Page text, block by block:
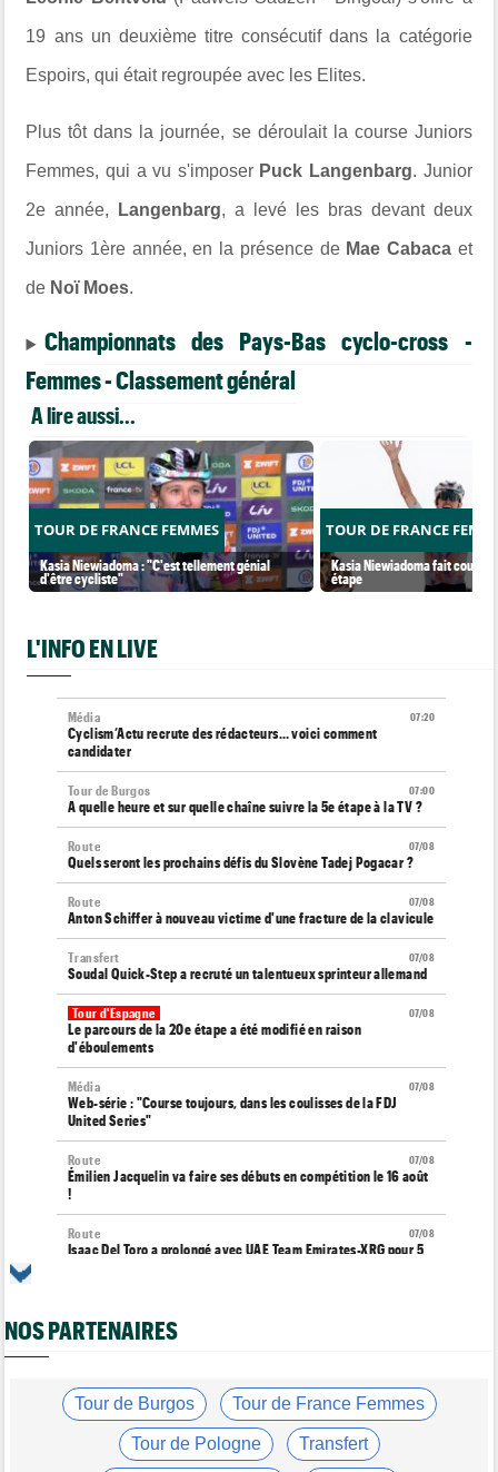
19 ans un deuxième titre consécutif dans la catégorie
Espoirs, qui était regroupée avec les Elites.
Plus tôt dans la journée, se déroulait la course Juniors
Femmes, qui a vu s'imposer Puck Langenbarg. Junior
2e année, Langenbarg, a levé les bras devant deux
Juniors 1ère année, en la présence de Mae Cabacaet
de Noï Moes.
Championnats des Pays-Bas cyclo-cross -
Femmes - Classement général
A lire aussi...
TOUR DE FRANCE FEMMES
Kasia Niewiadoma : "C'est tellement génial
d'être cycliste"
TOUR DE FRANCE
Kasia Niewiadoma fait coup
étape
L'INFO EN LIVE
07:20
Média
Cyclism’Actu recrute des rédacteurs… voici comment
candidater
07:00
Tour de Burgos
A quelle heure et sur quelle chaîne suivre la 5e étape à la TV ?
07/08
Route
Quels seront les prochains défis du Slovène Tadej Pogacar ?
07/08
Route
Anton Schiffer à nouveau victime d'une fracture de la clavicule
07/08
Transfert
Soudal Quick-Step a recruté un talentueux sprinteur allemand
07/08
Tour d'Espagne
Le parcours de la 20e étape a été modifié en raison
d'éboulements
07/08
Média
Web-série : "Course toujours, dans les coulisses de la FDJ
United Series"
07/08
Route
Émilien Jacquelin va faire ses débuts en compétition le 16 août
!
07/08
Route
Isaac Del Toro a prolongé avec UAE Team Emirates-XRG pour 5
Gesink : "Quand je suis passé pro, le dopage était monnaie
courante"
Le Mercato vélo est ouvert... toutes les dernières infos et
rumeurs
Transfert
NOS PARTENAIRES
Tour de Burgos Tour de France Femmes
Tour de Pologne Transfert